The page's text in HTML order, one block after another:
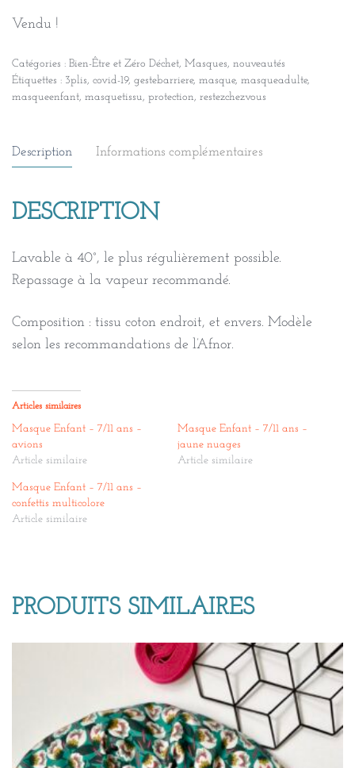
Vendu !
Catégories : Bien-Être et Zéro Déchet, Masques, nouveautés
Étiquettes : 3plis, covid-19, gestebarriere, masque, masqueadulte,
masqueenfant, masquetissu, protection, restezchezvous
Description Informations complémentaires
DESCRIPTION
Lavable à 40°, le plus régulièrement possible.
Repassage à la vapeur recommandé.
Composition : tissu coton endroit, et envers. Modèle
selon les recommandations de l’Afnor.
Articles similaires
Masque Enfant – 7/11 ans –
avions
Article similaire
Masque Enfant – 7/11 ans –
jaune nuages
Article similaire
Masque Enfant – 7/11 ans –
confettis multicolore
Article similaire
PRODUITS SIMILAIRES